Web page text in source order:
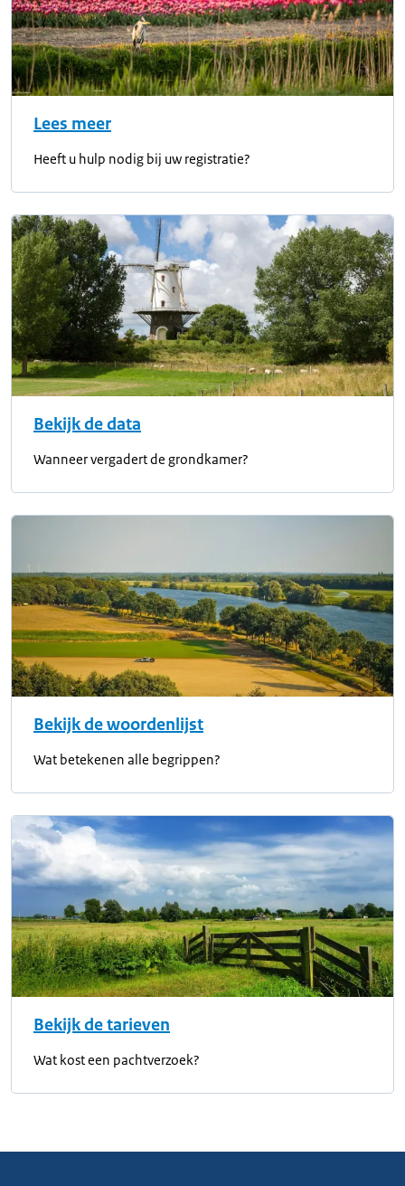
Lees meer
Heeft u hulp nodig bij uw registratie?
Bekijk de data
Wanneer vergadert de grondkamer?
Bekijk de woordenlijst
Wat betekenen alle begrippen?
Bekijk de tarieven
Wat kost een pachtverzoek?